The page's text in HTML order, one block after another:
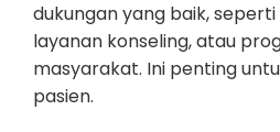
dukungan yang baik,
layanan konseling, atau
masyarakat. Ini penting
pasien.